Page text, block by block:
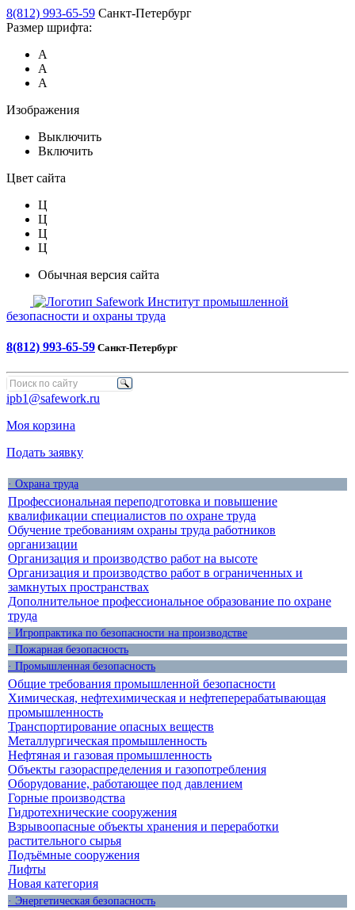
8(812) 993-65-59 Санкт-Петербург
Размер шрифта:
А
А
А
Изображения
Выключить
Включить
Цвет сайта
Ц
Ц
Ц
Ц
Обычная версия сайта
Safework Институт промышленной
безопасности и охраны труда
8(812) 993-65-59 Санкт-Петербург
ipb1@safework.ru
Моя корзина
Подать заявку
· Охрана труда
Профессиональная переподготовка и повышение
квалификации специалистов по охране труда
Обучение требованиям охраны труда работников
организации
Организация и производство работ на высоте
Организация и производство работ в ограниченных и
замкнутых пространствах
Дополнительное профессиональное образование по охране
труда
· Игропрактика по безопасности на производстве
· Пожарная безопасность
· Промышленная безопасность
Общие требования промышленной безопасности
Химическая, нефтехимическая и нефтеперерабатывающая
промышленность
Транспортирование опасных веществ
Металлургическая промышленность
Нефтяная и газовая промышленность
Объекты газораспределения и газопотребления
Оборудование, работающее под давлением
Горные производства
Гидротехнические сооружения
Взрывоопасные объекты хранения и переработки
растительного сырья
Подъёмные сооружения
Лифты
Новая категория
· Энергетическая безопасность